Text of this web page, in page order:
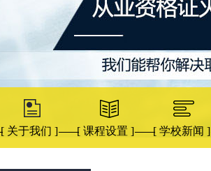
[ 关于我们 ] [ 课程设置 ] [ 学校新闻 ]